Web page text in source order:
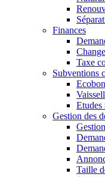
Finances
Taxe
Subventions
Etudes
Gestion des
Taille